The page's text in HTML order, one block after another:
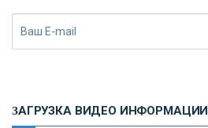
ЗАГРУЗКА ВИДЕО ИНФОРМАЦИИ